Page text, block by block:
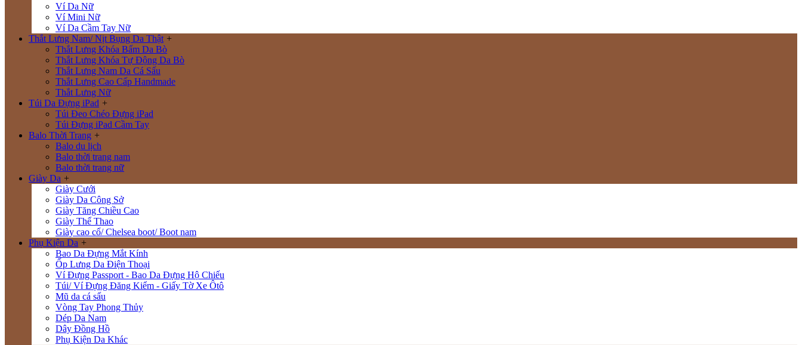
Ví Da Nữ
Ví Mini Nữ
Ví Da Cầm Tay Nữ
Thắt Lưng Nam/ Nịt Bụng Da Thật +
Thắt Lưng Khóa Bấm Da Bò
Thắt Lưng Khóa Tự Động Da Bò
Thắt Lưng Nam Da Cá Sấu
Thắt Lưng Cao Cấp Handmade
Thắt Lưng Nữ
Túi Da Đựng iPad +
Túi Đeo Chéo Đựng iPad
Túi Đựng iPad Cầm Tay
Balo Thời Trang +
Balo du lịch
Balo thời trang nam
Balo thời trang nữ
Giày Da +
Giày Cưới
Giày Da Công Sở
Giày Tăng Chiều Cao
Giày Thể Thao
Giày cao cổ/ Chelsea boot/ Boot nam
Phụ Kiện Da +
Bao Da Đựng Mắt Kính
Ốp Lưng Da Điện Thoại
Ví Đựng Passport - Bao Da Đựng Hộ Chiếu
Túi/ Ví Đựng Đăng Kiểm - Giấy Tờ Xe Ôtô
Mũ da cá sấu
Vòng Tay Phong Thủy
Dép Da Nam
Dây Đồng Hồ
Phụ Kiện Da Khác